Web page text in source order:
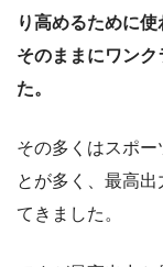
り高めるために
そのままにワン
た。
その多くはスポ
とが多く、最高
てきました。